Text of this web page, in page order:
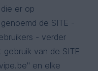
er op
de SITE -
- verder
gebruik van de SITE
en elke